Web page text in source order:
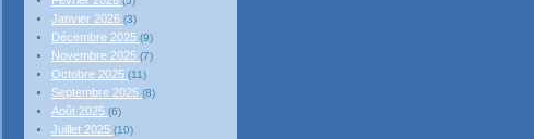
Janvier 2026 (3)
Décembre 2025 (9)
Novembre 2025 (7)
Octobre 2025 (11)
Septembre 2025 (8)
Août 2025 (6)
Juillet 2025 (10)